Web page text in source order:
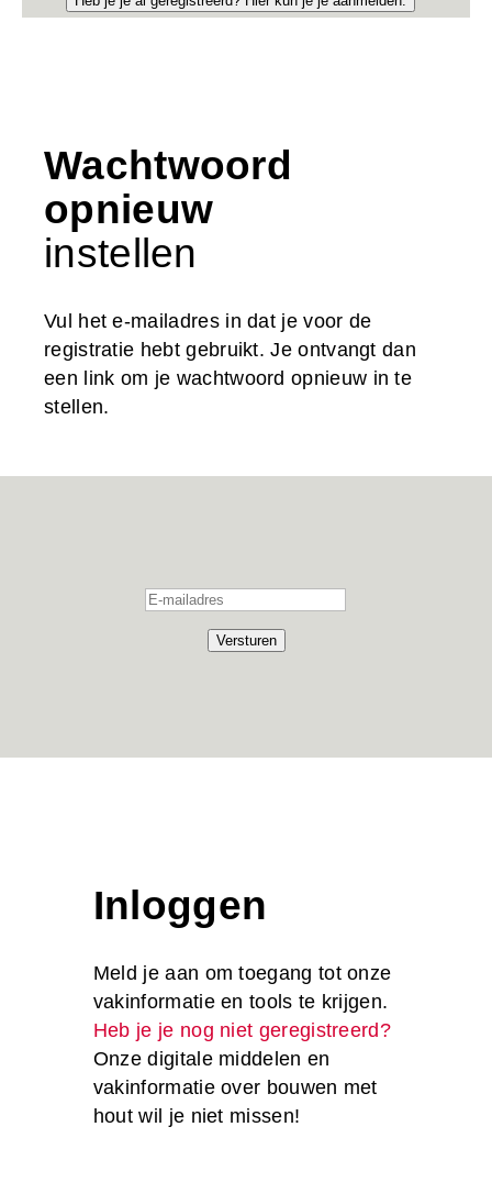
Wachtwoord
opnieuw
instellen
Vul het e-mailadres in dat je voor de
registratie hebt gebruikt. Je ontvangt dan
een link om je wachtwoord opnieuw in te
stellen.
Versturen
Inloggen
Meld je aan om toegang tot onze
vakinformatie en tools te krijgen.
Heb je je nog niet geregistreerd?
Onze digitale middelen en
vakinformatie over bouwen met
hout wil je niet missen!